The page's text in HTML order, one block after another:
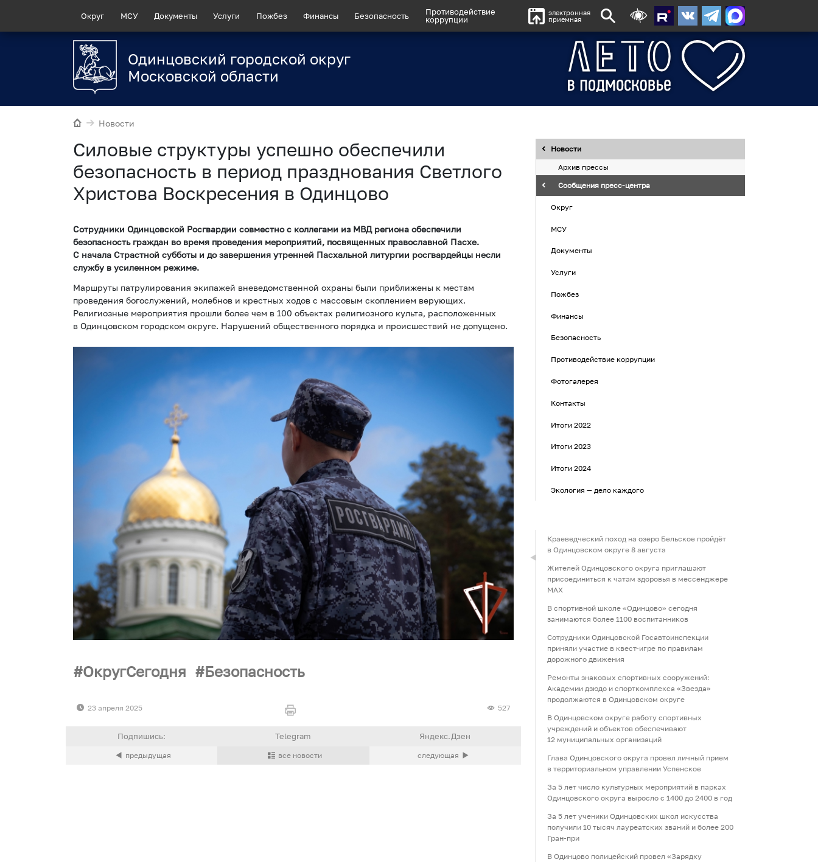
Округ МСУ Документы Услуги Пожбез Финансы Безопасность
Противодействие
коррупции
электронная
приемная
Одинцовский городской округ
Московской области
Новости
Силовые структуры успешно обеспечили
безопасность в период празднования Светлого
Христова Воскресения в Одинцово
Сотрудники Одинцовской Росгвардии совместно с коллегами из МВД региона обеспечили
безопасность граждан во время проведения мероприятий, посвященных православной Пасхе.
С начала Страстной субботы и до завершения утренней Пасхальной литургии росгвардейцы несли
службу в усиленном режиме.
Маршруты патрулирования экипажей вневедомственной охраны были приближены к местам
проведения богослужений, молебнов и крестных ходов с массовым скоплением верующих.
Религиозные мероприятия прошли более чем в 100 объектах религиозного культа, расположенных
в Одинцовском городском округе. Нарушений общественного порядка и происшествий не допущено.
ОкругСегодня Безопасность
23 апреля 2025 527
Новости
Архив прессы
Сообщения пресс-центра
Округ
МСУ
Документы
Услуги
Пожбез
Финансы
Безопасность
Противодействие коррупции
Фотогалерея
Контакты
Итоги 2022
Итоги 2023
Итоги 2024
Экология — дело каждого
Краеведческий поход на озеро Бельское пройдёт
в Одинцовском округе 8 августа
Жителей Одинцовского округа приглашают
присоединиться к чатам здоровья в мессенджере
МАХ
В спортивной школе «Одинцово» сегодня
занимаются более 1100 воспитанников
Сотрудники Одинцовской Госавтоинспекции
приняли участие в квест-игре по правилам
дорожного движения
Ремонты знаковых спортивных сооружений:
Академии дзюдо и спорткомплекса «Звезда»
продолжаются в Одинцовском округе
В Одинцовском округе работу спортивных
учреждений и объектов обеспечивают
12 муниципальных организаций
Глава Одинцовского округа провел личный прием
в территориальном управлении Успенское
За 5 лет число культурных мероприятий в парках
Одинцовского округа выросло с 1400 до 2400 в год
За 5 лет ученики Одинцовских школ искусства
получили 10 тысяч лауреатских званий и более 200
Гран-при
В Одинцово полицейский провел «Зарядку